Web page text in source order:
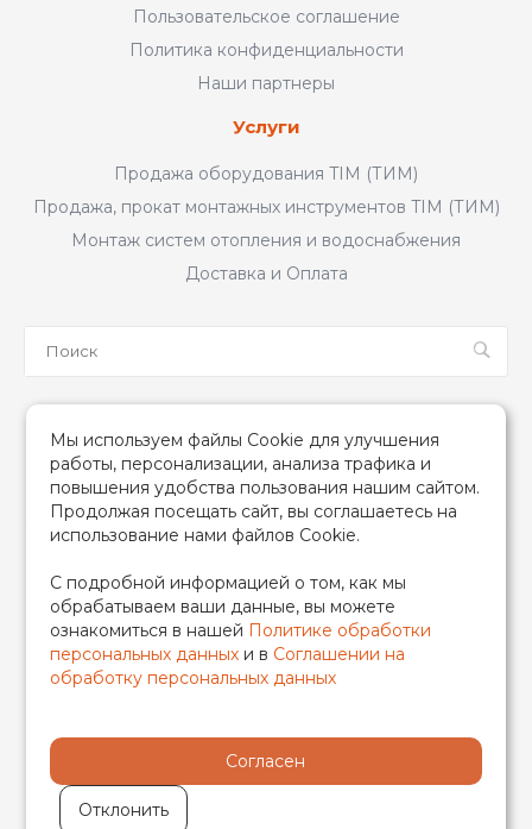
Пользовательское соглашение
Политика конфиденциальности
Наши партнеры
Услуги
Продажа оборудования TIM (ТИМ)
Продажа, прокат монтажных инструментов TIM (ТИМ)
Монтаж систем отопления и водоснабжения
Доставка и Оплата
2026 © TIM (ТИМ) Инженерная сантехника, Все права
защищены
ИП Гончаренко Надежда Николаевна
500708528433/319500700011740
Мы используем файлы Cookie для улучшения
работы, персонализации, анализа трафика и
повышения удобства пользования нашим сайтом.
Продолжая посещать сайт, вы соглашаетесь на
использование нами файлов Cookie.
С подробной информацией о том, как мы
обрабатываем ваши данные, вы можете
ознакомиться в нашей Политике обработки
персональных данных и в Соглашении на
обработку персональных данных
Согласен
Отклонить